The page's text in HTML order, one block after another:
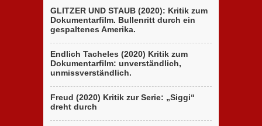
GLITZER UND STAUB (2020): Kritik zum
Dokumentarfilm. Bullenritt durch ein
gespaltenes Amerika.
Endlich Tacheles (2020) Kritik zum
Dokumentarfilm: unverständlich,
unmissverständlich.
Freud (2020) Kritik zur Serie: „Siggi“
dreht durch